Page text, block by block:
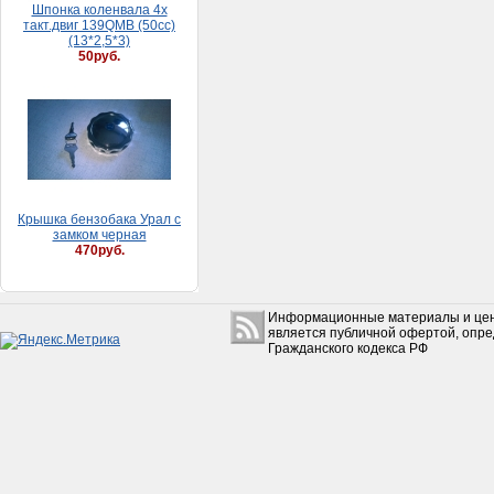
Шпонка коленвала 4х
такт.двиг 139QMB (50сс)
(13*2,5*3)
50руб.
Крышка бензобака Урал с
замком черная
470руб.
Информационные материалы и
является публичной офертой,
Гражданского кодекса РФ